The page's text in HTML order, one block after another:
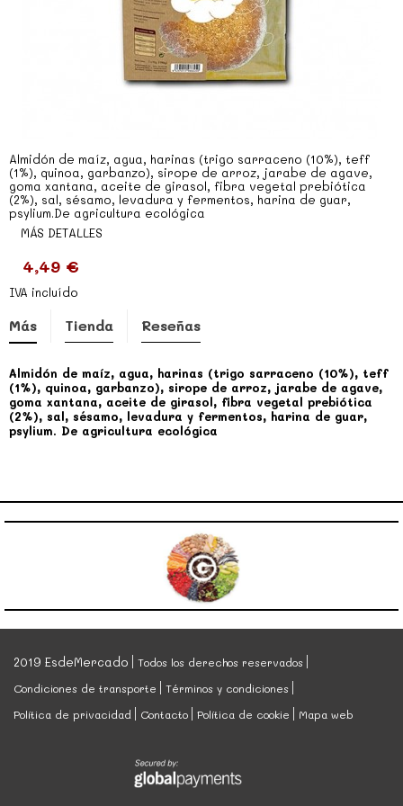
Almidón de maíz, agua, harinas (trigo sarraceno (10%), teff
(1%), quinoa, garbanzo), sirope de arroz, jarabe de agave,
goma xantana, aceite de girasol, fibra vegetal prebiótica
(2%), sal, sésamo, levadura y fermentos, harina de guar,
psylium.De agricultura ecológica
MÁS DETALLES
4,49 €
IVA incluído
Más Tienda Reseñas
Almidón de maíz, agua, harinas (trigo sarraceno (10%), teff
(1%), quinoa, garbanzo), sirope de arroz, jarabe de agave,
goma xantana, aceite de girasol, fibra vegetal prebiótica
(2%), sal, sésamo, levadura y fermentos, harina de guar,
psylium. De agricultura ecológica
2019 EsdeMercado
Todos los derechos reservados
Condiciones de transporte
Términos y condiciones
Política de privacidad
Contacto Política de cookie Mapa web